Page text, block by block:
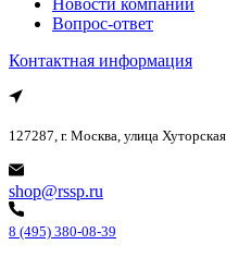
Вопрос-ответ
Контактная информация
127287, г. Москва, улица
shop@rssp.ru
8 (495) 380-08-39